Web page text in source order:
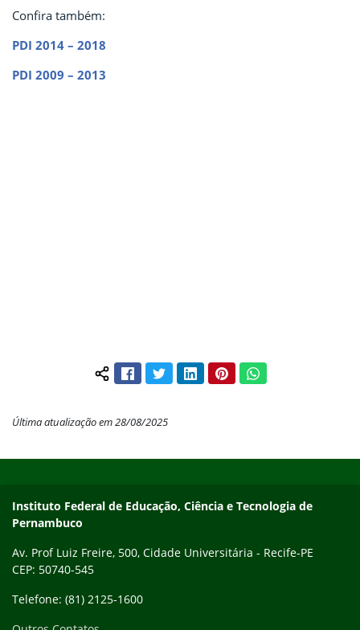
Confira também:
PDI 2014 – 2018
PDI 2009 – 2013
Compartilhar conteúdo:
FacebookTwitterLinkedInPinterestWhatsApp
Última atualização em 28/08/2025
Instituto Federal de Educação, Ciência e Tecnologia de
Pernambuco
Av. Prof Luiz Freire, 500, Cidade Universitária - Recife-PE
CEP: 50740-545
Telefone: (81) 2125-1600